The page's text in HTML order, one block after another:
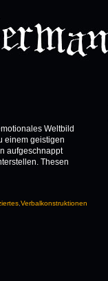
Weltbild
einem geistigen
aufgeschnappt
Thesen
Verbalkonstruktionen